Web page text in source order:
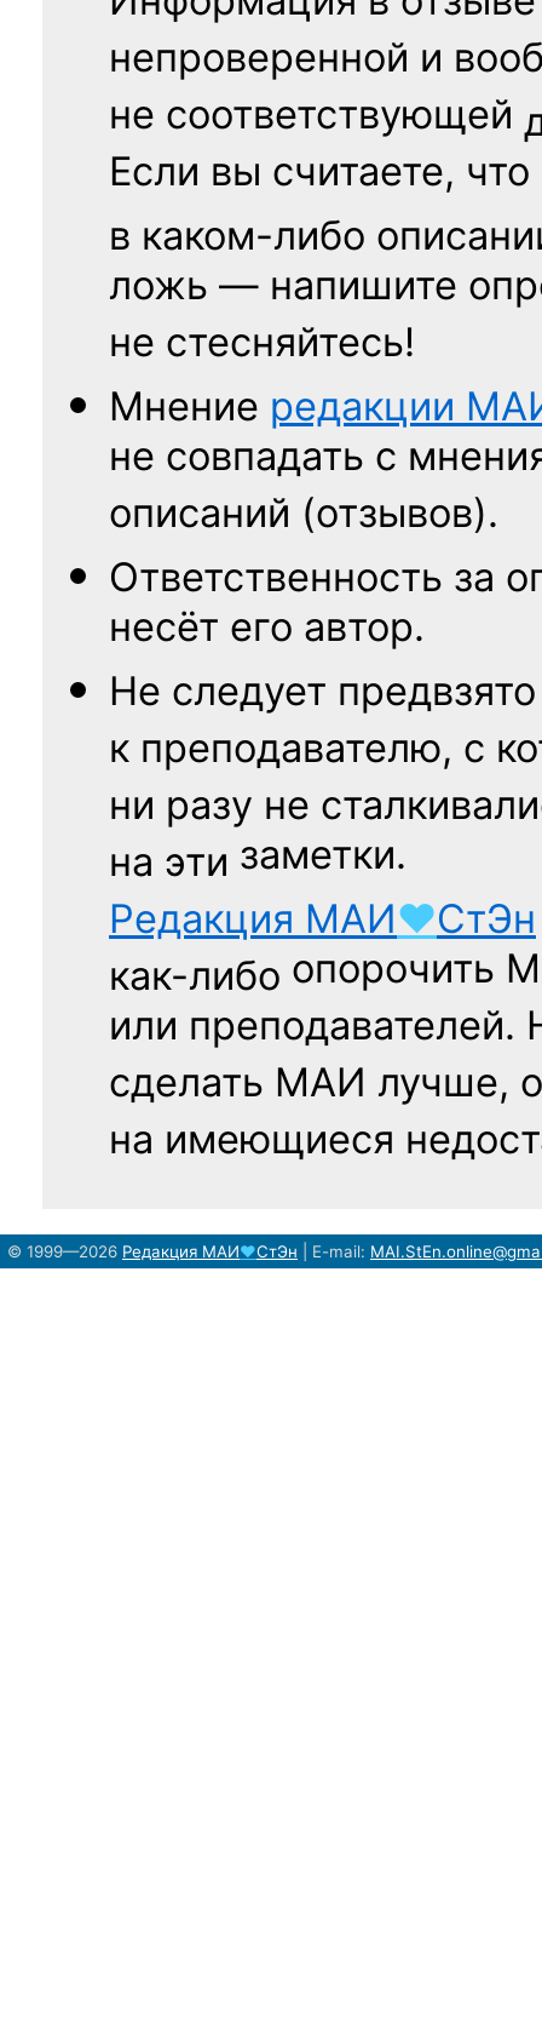
непроверенной и
не соответствующей
Если вы считаете, что
в каком-либо
ложь — напишите
не стесняйтесь!
Мнение редакции
не совпадать с
описаний (отзывов).
Ответственность за
несёт его автор.
Не следует
к преподавателю, с
ни разу не
на эти заметки.
Редакция МАИ♥СтЭн
как-либо опорочить
или
сделать МАИ лучше,
на имеющиеся
© 1999—2026 Редакция МАИ♥СтЭн E-mail: